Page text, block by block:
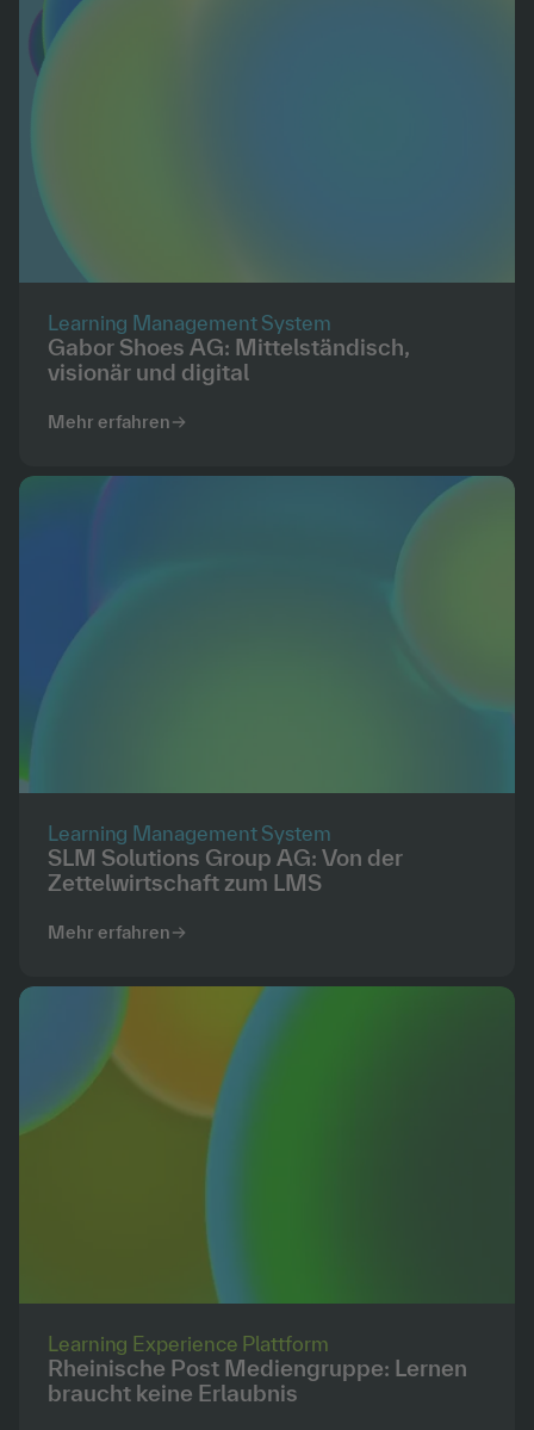
Learning Management System
Gabor Shoes AG: Mittelständisch,
visionär und digital
Mehr erfahren
Learning Management System
SLM Solutions Group AG: Von der
Zettelwirtschaft zum LMS
Mehr erfahren
Learning Experience Plattform
Rheinische Post Mediengruppe: Lernen
braucht keine Erlaubnis